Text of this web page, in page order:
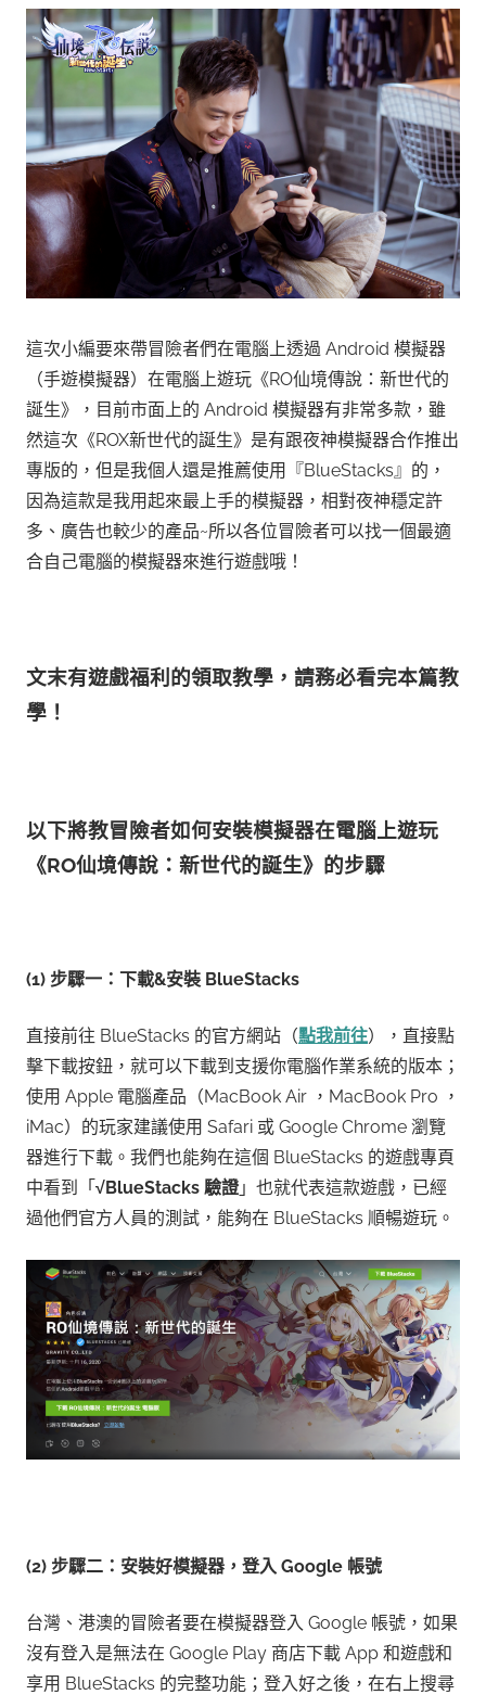
這次小編要來帶冒險者們在電腦上透過 Android 模擬器
（手遊模擬器）在電腦上遊玩《RO仙境傳說：新世代的
誕生》，目前市面上的 Android 模擬器有非常多款，雖
然這次《ROX新世代的誕生》是有跟夜神模擬器合作推出
專版的，但是我個人還是推薦使用『BlueStacks』的，
因為這款是我用起來最上手的模擬器，相對夜神穩定許
多、廣告也較少的產品~所以各位冒險者可以找一個最適
合自己電腦的模擬器來進行遊戲哦！
文末有遊戲福利的領取教學，請務必看完本篇教
學！
以下將教冒險者如何安裝模擬器在電腦上遊玩
《RO仙境傳說：新世代的誕生》的步驟
(1) 步驟一：下載&安裝 BlueStacks
直接前往 BlueStacks 的官方網站（點我前往），直接點
擊下載按鈕，就可以下載到支援你電腦作業系統的版本；
使用 Apple 電腦產品（MacBook Air ，MacBook Pro ，
iMac）的玩家建議使用 Safari 或 Google Chrome 瀏覽
器進行下載。我們也能夠在這個 BlueStacks 的遊戲專頁
中看到「 √BlueStacks 驗證 」也就代表這款遊戲，已經
過他們官方人員的測試，能夠在 BlueStacks 順暢遊玩。
(2) 步驟二：安裝好模擬器，登入 Google 帳號
台灣、港澳的冒險者要在模擬器登入 Google 帳號，如果
沒有登入是無法在 Google Play 商店下載 App 和遊戲和
享用 BlueStacks 的完整功能；登入好之後，在右上搜尋